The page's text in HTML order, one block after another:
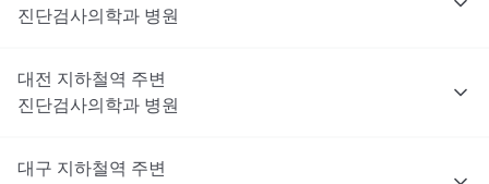
진단검사의학과 병원
대전 지하철역 주변
진단검사의학과 병원
대구 지하철역 주변